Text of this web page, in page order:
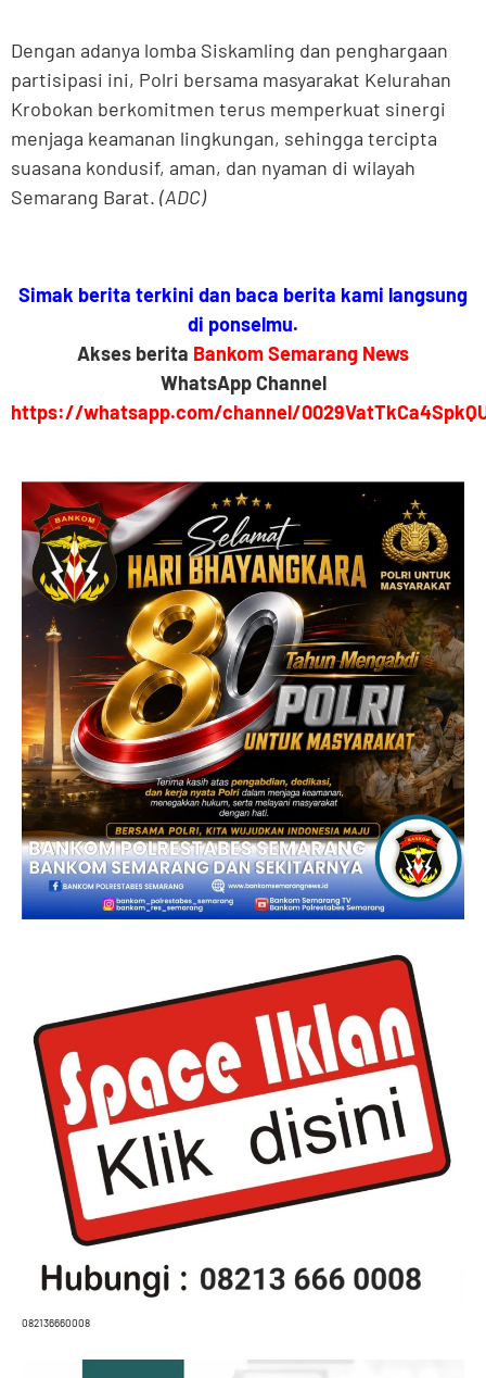
Dengan adanya lomba Siskamling dan penghargaan
partisipasi ini, Polri bersama masyarakat Kelurahan
Krobokan berkomitmen terus memperkuat sinergi
menjaga keamanan lingkungan, sehingga tercipta
suasana kondusif, aman, dan nyaman di wilayah
Semarang Barat. (ADC)
Simak berita terkini dan baca berita kami langsung
di ponselmu.
Akses berita Bankom Semarang News
WhatsApp Channel
https://whatsapp.com/channel/
082136660008